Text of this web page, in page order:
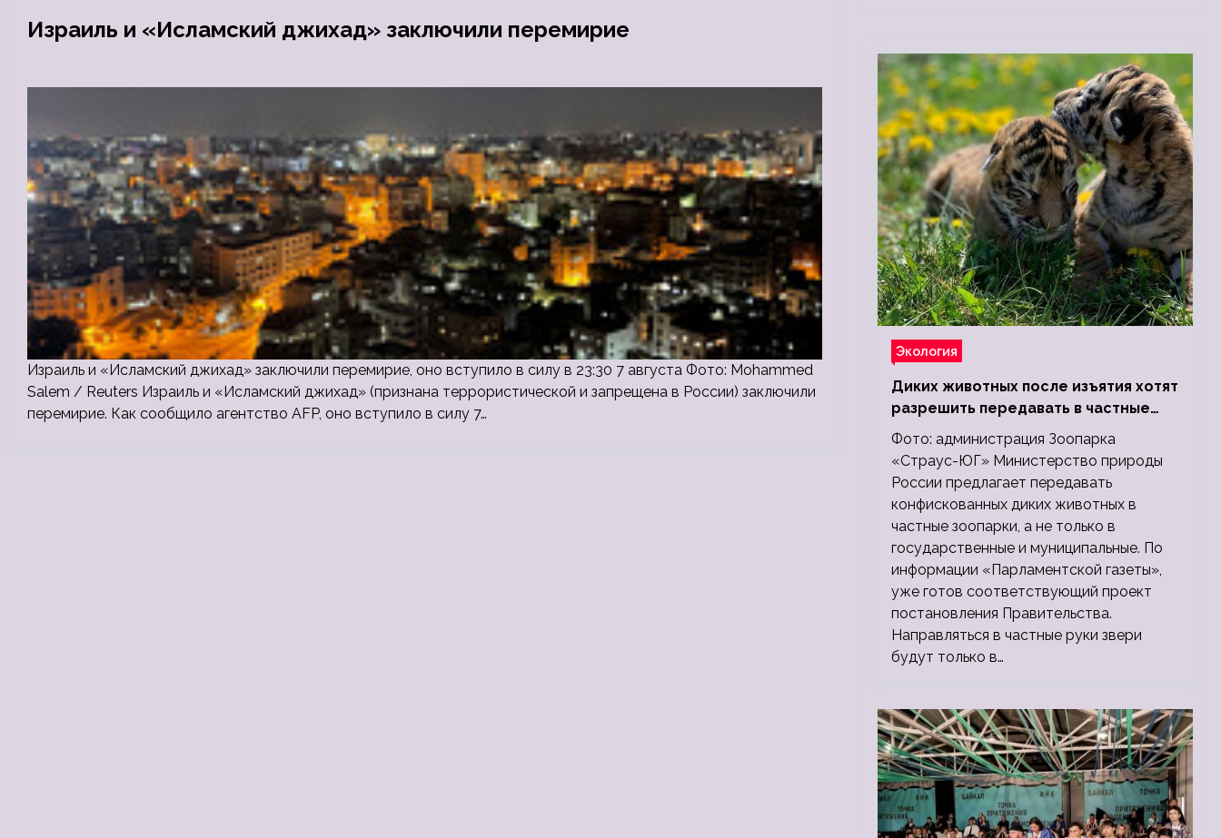
Израиль и «Исламский джихад» заключили перемирие
Израиль и «Исламский джихад» заключили перемирие, оно вступило в силу в 23:30 7 августа Фото: Mohammed
Salem / Reuters Израиль и «Исламский джихад» (признана террористической и запрещена в России) заключили
перемирие. Как сообщило агентство AFP, оно вступило в силу 7…
Экология
Диких животных после изъятия хотят
разрешить передавать в частные
зоопарки
Фото: администрация Зоопарка
«Страус-ЮГ» Министерство природы
России предлагает передавать
конфискованных диких животных в
частные зоопарки, а не только в
государственные и муниципальные. По
информации «Парламентской газеты»,
уже готов соответствующий проект
постановления Правительства.
Направляться в частные руки звери
будут только в…